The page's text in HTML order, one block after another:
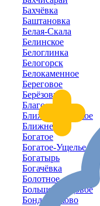
Бахчёвка
Баштановка
Белая-Скала
Белинское
Белоглинка
Белогорск
Белокаменное
Береговое
Берёзовка
Благодатное
Ближнегородское
Ближнее
Богатое
Богатое-Ущелье
Богатырь
Богачёвка
Болотное
Большое-Садовое
Бондаренково